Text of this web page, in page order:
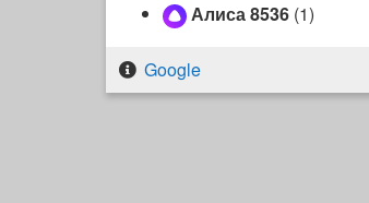
Алиса 8536 (1)
Google